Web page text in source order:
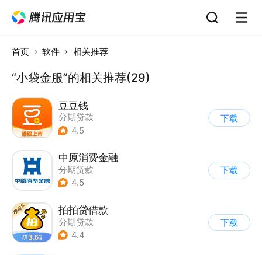
首页 软件 相关推荐
“小袋金服”的相关推荐(29)
豆豆钱
分期贷款
4.5
下载
中原消费金融
分期贷款
4.5
下载
拍拍贷借款
分期贷款
4.4
下载